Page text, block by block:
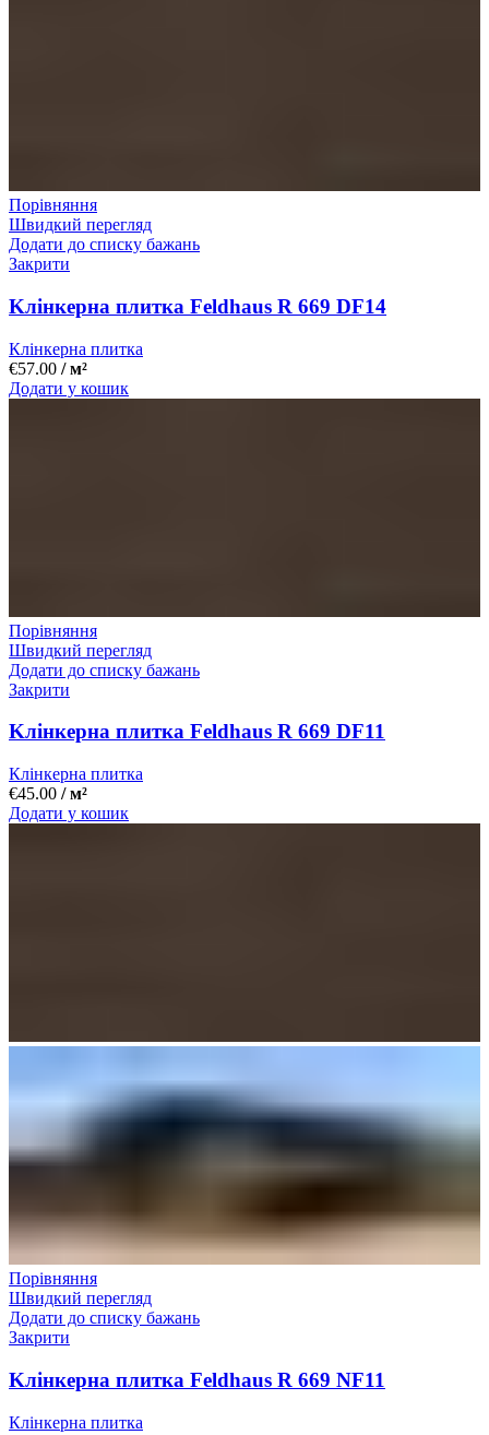
Порівняння
Швидкий перегляд
Додати до списку бажань
Закрити
Kлінкерна плитка Feldhaus R 669 DF14
Клінкерна плитка
€57.00 / м²
Додати у кошик
Порівняння
Швидкий перегляд
Додати до списку бажань
Закрити
Kлінкерна плитка Feldhaus R 669 DF11
Клінкерна плитка
€45.00 / м²
Додати у кошик
Порівняння
Швидкий перегляд
Додати до списку бажань
Закрити
Kлінкерна плитка Feldhaus R 669 NF11
Клінкерна плитка